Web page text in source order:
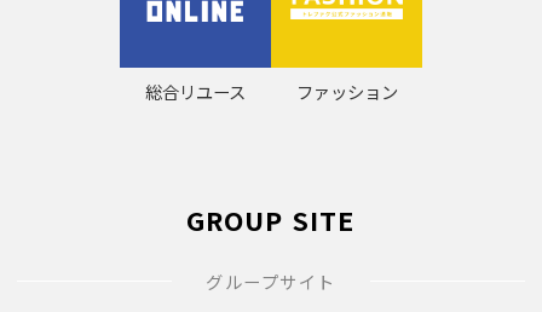
総合リユース ファッション
GROUP SITE
グループサイト